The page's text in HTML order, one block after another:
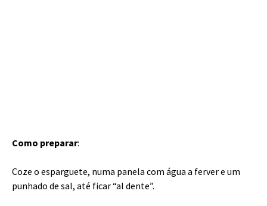
Como preparar:
Coze o esparguete, numa panela com água a ferver e um
punhado de sal, até ficar “al dente”.